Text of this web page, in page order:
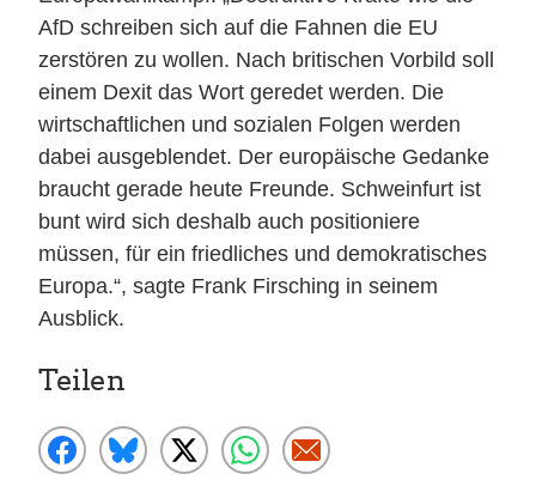
AfD schreiben sich auf die Fahnen die EU
zerstören zu wollen. Nach britischen Vorbild soll
einem Dexit das Wort geredet werden. Die
wirtschaftlichen und sozialen Folgen werden
dabei ausgeblendet. Der europäische Gedanke
braucht gerade heute Freunde. Schweinfurt ist
bunt wird sich deshalb auch positioniere
müssen, für ein friedliches und demokratisches
Europa.“, sagte Frank Firsching in seinem
Ausblick.
Teilen